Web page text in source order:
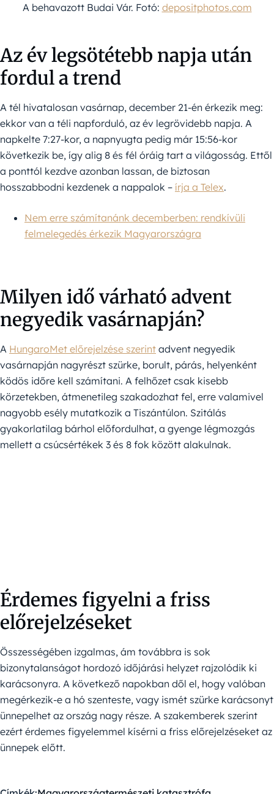
A behavazott Budai Vár. Fotó: depositphotos.com
Az év legsötétebb napja után
fordul a trend
A tél hivatalosan vasárnap, december 21-én érkezik meg:
ekkor van a téli napforduló, az év legrövidebb napja. A
napkelte 7:27-kor, a napnyugta pedig már 15:56-kor
következik be, így alig 8 és fél óráig tart a világosság. Ettől
a ponttól kezdve azonban lassan, de biztosan
hosszabbodni kezdenek a nappalok – írja a Telex.
Nem erre számítanánk decemberben: rendkívüli
felmelegedés érkezik Magyarországra
Milyen idő várható advent
negyedik vasárnapján?
A HungaroMet előrejelzése szerint advent negyedik
vasárnapján nagyrészt szürke, borult, párás, helyenként
ködös időre kell számítani. A felhőzet csak kisebb
körzetekben, átmenetileg szakadozhat fel, erre valamivel
nagyobb esély mutatkozik a Tiszántúlon. Szitálás
gyakorlatilag bárhol előfordulhat, a gyenge légmozgás
mellett a csúcsértékek 3 és 8 fok között alakulnak.
Érdemes figyelni a friss
előrejelzéseket
Összességében izgalmas, ám továbbra is sok
bizonytalanságot hordozó időjárási helyzet rajzolódik ki
karácsonyra. A következő napokban dől el, hogy valóban
megérkezik-e a hó szenteste, vagy ismét szürke karácsonyt
ünnepelhet az ország nagy része. A szakemberek szerint
ezért érdemes figyelemmel kísérni a friss előrejelzéseket az
ünnepek előtt.